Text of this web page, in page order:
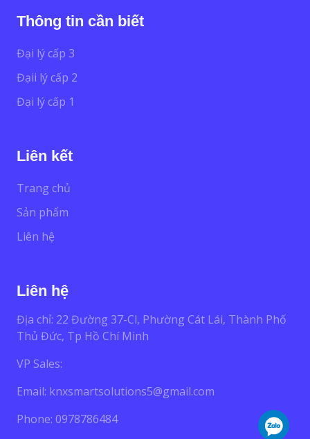
Thông tin cần biết
Đại lý cấp 3
Đạii lý cấp 2
Đại lý cấp 1
Liên kết
Trang chủ
Sản phẩm
Liên hệ
Liên hệ
Địa chỉ: 22 Đường 37-Cl, Phường Cát Lái, Thành Phố
Thủ Đức, Tp Hồ Chí Minh
VP Sales:
Email: knxsmartsolutions5@gmail.com
Phone: 0978786484